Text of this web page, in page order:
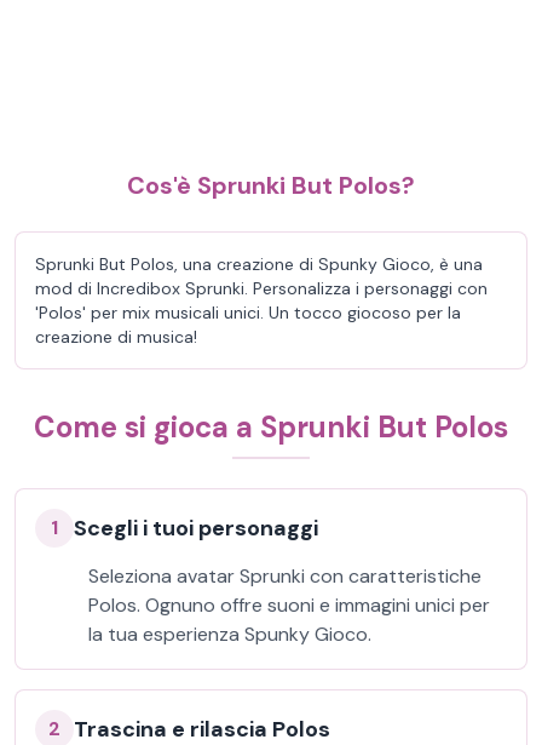
Cos'è Sprunki But Polos?
Sprunki But Polos, una creazione di Spunky Gioco, è una
mod di Incredibox Sprunki. Personalizza i personaggi con
'Polos' per mix musicali unici. Un tocco giocoso per la
creazione di musica!
Come si gioca a Sprunki But Polos
1 Scegli i tuoi personaggi
Seleziona avatar Sprunki con caratteristiche
Polos. Ognuno offre suoni e immagini unici per
la tua esperienza Spunky Gioco.
2 Trascina e rilascia Polos